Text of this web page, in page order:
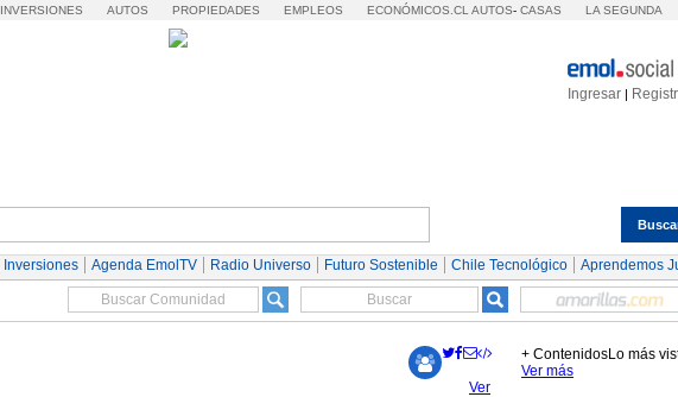
INVERSIONES AUTOS PROPIEDADES EMPLEOS ECONÓMICOS.CL AUTOS- CASAS LA SEGUNDA
Ingresar |
Inversiones Agenda EmolTV Radio Universo Futuro Sostenible Chile Tecnológico Aprendemos
Ver
Lo más
+ Contenidos
Ver más